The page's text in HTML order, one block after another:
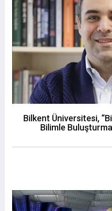
Bilkent Üniversitesi,
Bilimle